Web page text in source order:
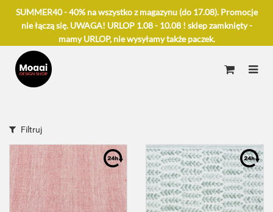
SUMMER40 - 40% na wszystko z magazynu (do 17.08). Promocje
nie łączą się. UWAGA! URLOP 1.08 - 10.08 ! sklep zamknięty -
mamy URLOP, nie wysyłamy także paczek.
Filtruj